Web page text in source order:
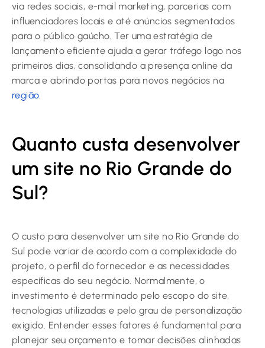
via redes sociais, e-mail marketing, parcerias com
influenciadores locais e até anúncios segmentados
para o público gaúcho. Ter uma estratégia de
lançamento eficiente ajuda a gerar tráfego logo nos
primeiros dias, consolidando a presença online da
marca e abrindo portas para novos negócios na
região
Quanto custa desenvolver
um site no Rio Grande do
Sul?
O custo para desenvolver um site no Rio Grande do
Sul pode variar de acordo com a complexidade do
projeto, o perfil do fornecedor e as necessidades
específicas do seu negócio. Normalmente, o
investimento é determinado pelo escopo do site,
tecnologias utilizadas e pelo grau de personalização
exigido. Entender esses fatores é fundamental para
planejar seu orçamento e tomar decisões alinhadas